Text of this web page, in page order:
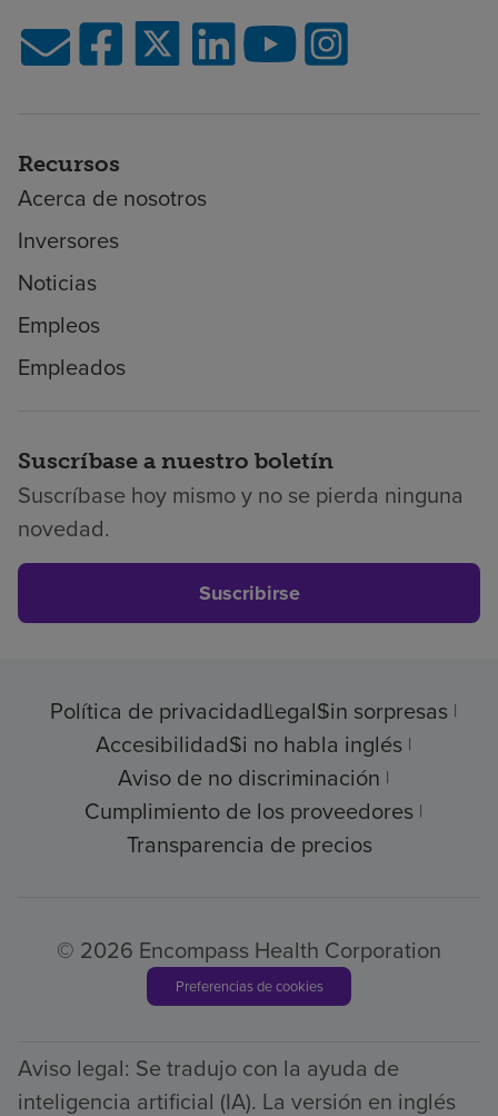
Recursos
Acerca de nosotros
Inversores
Noticias
Empleos
Empleados
Suscríbase a nuestro boletín
Suscríbase hoy mismo y no se pierda ninguna
novedad.
Suscribirse
Política de privacidadLegalSin sorpresas
AccesibilidadSi no habla inglés
Aviso de no discriminación
Cumplimiento de los proveedores
Transparencia de precios
© 2026 Encompass Health Corporation
Preferencias de cookies
Aviso legal: Se tradujo con la ayuda de
inteligencia artificial (IA). La versión en inglés